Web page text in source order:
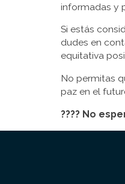
informadas y
Si estás
dudes en
equitativa
No permitas
paz en el
???? No